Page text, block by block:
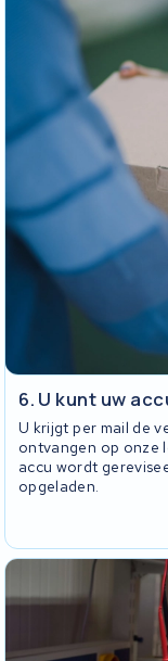
6. U kunt uw
U krijgt per mail de
ontvangen op onze
accu wordt
opgeladen.